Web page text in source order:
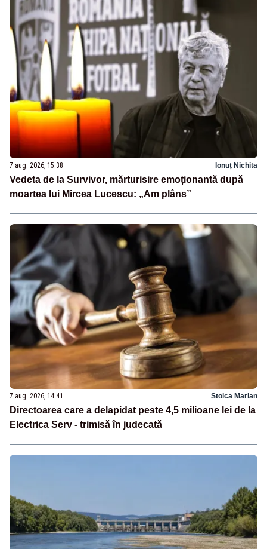
7 aug. 2026, 15:38 Ionuț Nichita
Vedeta de la Survivor, mărturisire emoționantă după
moartea lui Mircea Lucescu: „Am plâns”
7 aug. 2026, 14:41 Stoica Marian
Directoarea care a delapidat peste 4,5 milioane lei de la
Electrica Serv - trimisă în judecată